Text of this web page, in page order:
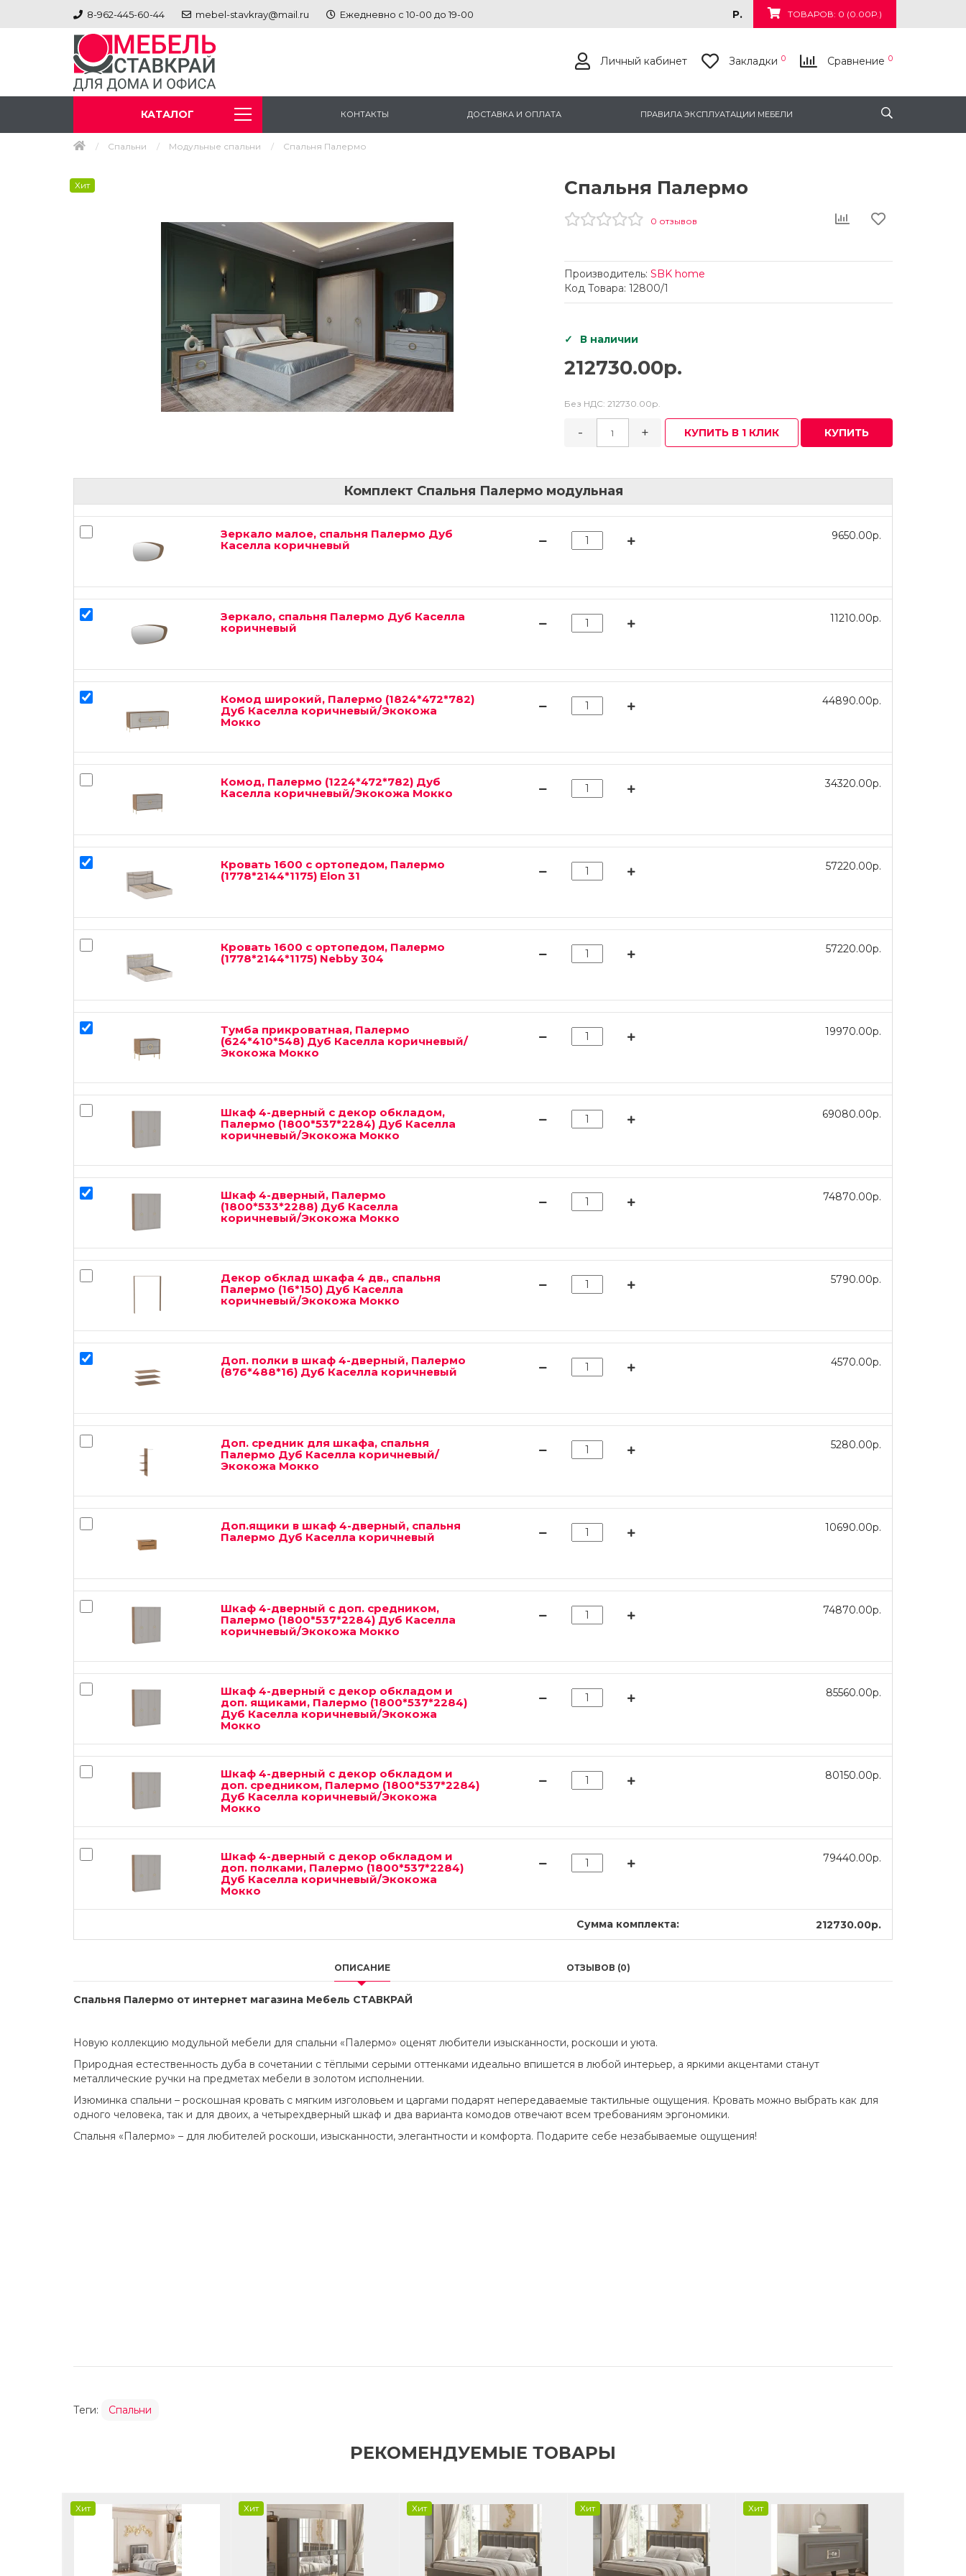
8-962-445-60-44 mebel-stavkray@mail.ru Ежедневно с 10-00 до 19-00 ТОВАРОВ: 0 (0.00Р.)
Р.
Личный кабинет Закладки 0 Сравнение 0
КАТАЛОГ КОНТАКТЫ ДОСТАВКА И ОПЛАТА ПРАВИЛА ЭКСПЛУАТАЦИИ МЕБЕЛИ
Спальни Модульные спальни Спальня Палермо
Хит Спальня Палермо
0 отзывов
Производитель: SBK home
Код Товара: 12800/1
В наличии
212730.00р.
Без НДС: 212730.00р.
- + КУПИТЬ В 1 КЛИК КУПИТЬ
Комплект Спальня Палермо модульная
Зеркало малое, спальня Палермо Дуб
Каселла коричневый
9650.00р.
Зеркало, спальня Палермо Дуб Каселла
коричневый
11210.00р.
Комод широкий, Палермо (1824*472*782)
Дуб Каселла коричневый/Экокожа
Мокко
44890.00р.
Комод, Палермо (1224*472*782) Дуб
Каселла коричневый/Экокожа Мокко
34320.00р.
Кровать 1600 с ортопедом, Палермо
(1778*2144*1175) Elon 31
57220.00р.
Кровать 1600 с ортопедом, Палермо
(1778*2144*1175) Nebby 304
57220.00р.
Тумба прикроватная, Палермо
(624*410*548) Дуб Каселла коричневый/
Экокожа Мокко
19970.00р.
Шкаф 4-дверный с декор обкладом,
Палермо (1800*537*2284) Дуб Каселла
коричневый/Экокожа Мокко
69080.00р.
Шкаф 4-дверный, Палермо
(1800*533*2288) Дуб Каселла
коричневый/Экокожа Мокко
74870.00р.
Декор обклад шкафа 4 дв., спальня
Палермо (16*150) Дуб Каселла
коричневый/Экокожа Мокко
5790.00р.
Доп. полки в шкаф 4-дверный, Палермо
(876*488*16) Дуб Каселла коричневый
4570.00р.
Доп. средник для шкафа, спальня
Палермо Дуб Каселла коричневый/
Экокожа Мокко
5280.00р.
Доп.ящики в шкаф 4-дверный, спальня
Палермо Дуб Каселла коричневый
10690.00р.
Шкаф 4-дверный с доп. средником,
Палермо (1800*537*2284) Дуб Каселла
коричневый/Экокожа Мокко
74870.00р.
Шкаф 4-дверный с декор обкладом и
доп. ящиками, Палермо (1800*537*2284)
Дуб Каселла коричневый/Экокожа
Мокко
85560.00р.
Шкаф 4-дверный с декор обкладом и
доп. средником, Палермо (1800*537*2284)
Дуб Каселла коричневый/Экокожа
Мокко
80150.00р.
Шкаф 4-дверный с декор обкладом и
доп. полками, Палермо (1800*537*2284)
Дуб Каселла коричневый/Экокожа
Мокко
79440.00р.
Сумма комплекта: 212730.00р.
ОПИСАНИЕ ОТЗЫВОВ (0)
Спальня Палермо от интернет магазина Мебель СТАВКРАЙ
Новую коллекцию модульной мебели для спальни «Палермо» оценят любители изысканности, роскоши и уюта.
Природная естественность дуба в сочетании с тёплыми серыми оттенками идеально впишется в любой интерьер, а яркими акцентами станут
металлические ручки на предметах мебели в золотом исполнении.
Изюминка спальни – роскошная кровать с мягким изголовьем и царгами подарят непередаваемые тактильные ощущения. Кровать можно выбрать как для
одного человека, так и для двоих, а четырехдверный шкаф и два варианта комодов отвечают всем требованиям эргономики.
Спальня «Палермо» – для любителей роскоши, изысканности, элегантности и комфорта. Подарите себе незабываемые ощущения!
Теги: Спальни
РЕКОМЕНДУЕМЫЕ ТОВАРЫ
Хит Хит Хит Хит Хит